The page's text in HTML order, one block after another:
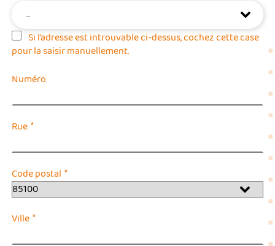
...
Si l’adresse est introuvable ci-dessus, cochez cette case
pour la saisir manuellement.
Numéro
Rue *
Code postal *
Ville *